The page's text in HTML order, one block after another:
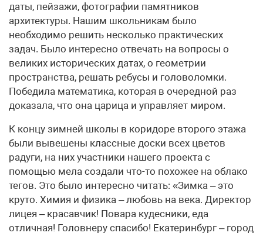
даты, пейзажи, фотографии памятников
архитектуры. Нашим школьникам было
необходимо решить несколько практических
задач. Было интересно отвечать на вопросы о
великих исторических датах, о геометрии
пространства, решать ребусы и головоломки.
Победила математика, которая в очередной раз
доказала, что она царица и управляет миром.
К концу зимней школы в коридоре второго этажа
были вывешены классные доски всех цветов
радуги, на них участники нашего проекта с
помощью мела создали что-то похожее на облако
тегов. Это было интересно читать: «Зимка – это
круто. Химия и физика – любовь на века. Директор
лицея – красавчик! Повара кудесники, еда
отличная! Головнеру спасибо! Екатеринбург – город